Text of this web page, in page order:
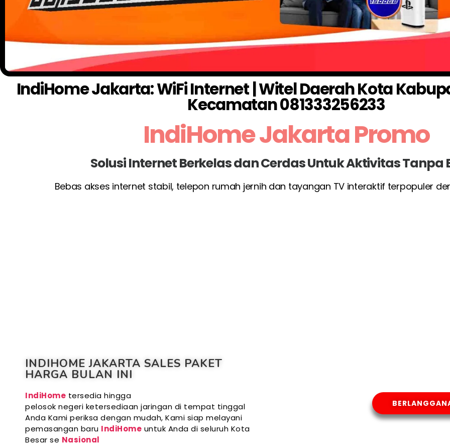
IndiHome Jakarta: WiFi Internet | Witel Daerah Kota
Kecamatan 081333256233
IndiHome Jakarta Promo
Solusi Internet Berkelas dan Cerdas Untuk Aktivitas Tanpa
Bebas akses internet stabil, telepon rumah jernih dan tayangan TV interaktif terpopuler
INDIHOME JAKARTA SALES PAKET
HARGA BULAN INI
IndiHome tersedia hingga
pelosok negeri ketersediaan jaringan di tempat tinggal
Anda Kami periksa dengan mudah, Kami siap melayani
pemasangan baru IndiHome untuk Anda di seluruh Kota
Besar se Nasional